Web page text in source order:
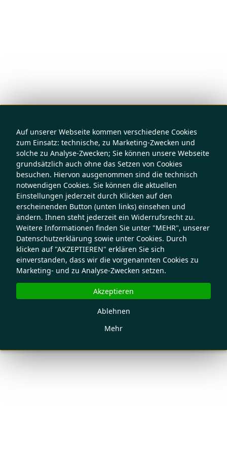
Auf unserer Webseite kommen verschiedene Cookies
zum Einsatz: technische, zu Marketing-Zwecken und
solche zu Analyse-Zwecken; Sie können unsere Webseite
grundsätzlich auch ohne das Setzen von Cookies
besuchen. Hiervon ausgenommen sind die technisch
notwendigen Cookies. Sie können die aktuellen
Einstellungen jederzeit durch Klicken auf den
erscheinenden Button (unten links) einsehen und
ändern. Ihnen steht jederzeit ein Widerrufsrecht zu.
Weitere Informationen finden Sie unter "MEHR", unserer
Datenschutzerklärung sowie unter Cookies. Durch
klicken auf "AKZEPTIEREN" erklären Sie sich
einverstanden, dass wir die vorgenannten Cookies zu
Marketing- und zu Analyse-Zwecken setzen.
Mehr
Ablehnen
Akzeptieren